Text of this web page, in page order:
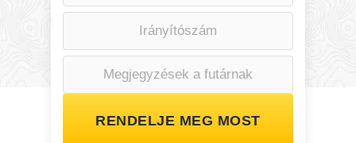
RENDELJE MEG MOST